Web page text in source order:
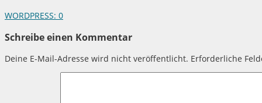
WORDPRESS: 0
Schreibe einen Kommentar
Deine E-Mail-Adresse wird nicht veröffentlicht. Erforderliche